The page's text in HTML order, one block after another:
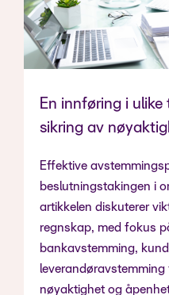
En innføring i
sikring av
Effektive
beslutningstakingen i
artikkelen diskuterer
regnskap, med fokus
bankavstemming,
nøyaktighet og